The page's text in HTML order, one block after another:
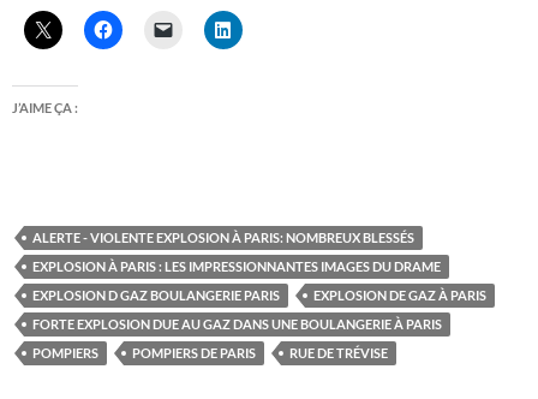
J’AIME ÇA :
ALERTE - VIOLENTE EXPLOSION À PARIS: NOMBREUX BLESSÉS
EXPLOSION À PARIS : LES IMPRESSIONNANTES IMAGES DU DRAME
EXPLOSION D GAZ BOULANGERIE PARIS
EXPLOSION DE GAZ À PARIS
FORTE EXPLOSION DUE AU GAZ DANS UNE BOULANGERIE À PARIS
POMPIERS
POMPIERS DE PARIS RUE DE TRÉVISE